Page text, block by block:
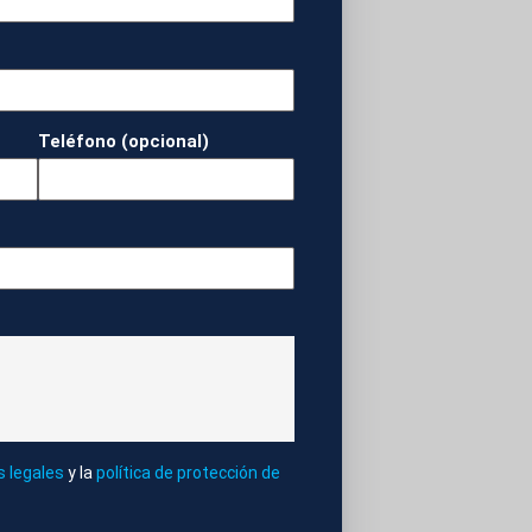
Teléfono (opcional)
legales y la política de protección de
al grupo, al que
explicó que
en los partidos,
llegan las